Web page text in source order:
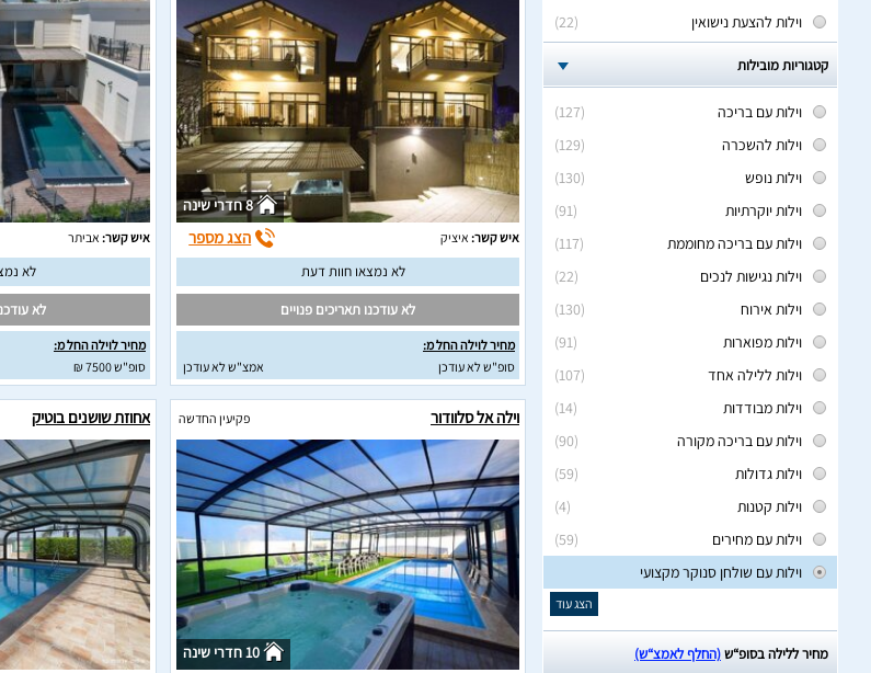
(22)
וילות להצעת נישואין
קטגוריות מובילות
(127)
וילות עם בריכה
(129)
וילות להשכרה
(130)
וילות נופש
(91)
וילות יוקרתיות
(117)
וילות עם בריכה מחוממת
(22)
וילות נגישות לנכים
(130)
וילות אירוח
(91)
וילות מפוארות
(107)
וילות ללילה אחד
(14)
וילות מבודדות
(90)
וילות עם בריכה מקורה
(59)
וילות גדולות
(4)
וילות קטנות
(59)
וילות עם מחירים
וילות עם שולחן סנוקר מקצועי
הצג עוד
מחיר ללילה בסופ“ש(החלף לאמצ“ש)
8 חדרי שינה
איש קשר: איציק הצג מספר
לא נמצאו חוות דעת
לא עודכנו תאריכים פנויים
מחיר לוילה החל מ:
סופ"ש לא עודכן
אמצ"ש לא עודכן
איש קשר: אביתר
לא
לא
מחיר לוילה החל מ:
סופ"ש 7500 ₪
וילה אל סלוודור פקיעין החדשה
10 חדרי שינה
אחוזת שושנים בוטיק